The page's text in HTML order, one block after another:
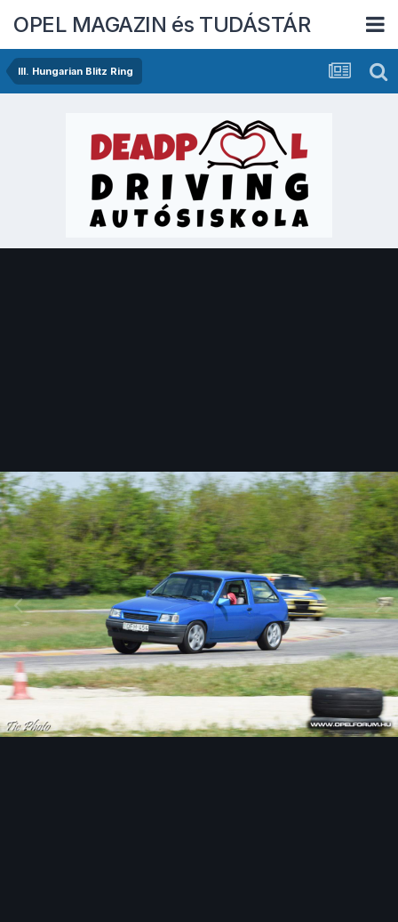
OPEL MAGAZIN és TUDÁSTÁR
III. Hungarian Blitz Ring